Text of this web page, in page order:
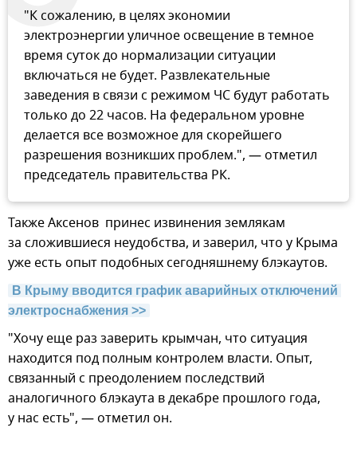
"К сожалению, в целях экономии
электроэнергии уличное освещение в темное
время суток до нормализации ситуации
включаться не будет. Развлекательные
заведения в связи с режимом ЧС будут работать
только до 22 часов. На федеральном уровне
делается все возможное для скорейшего
разрешения возникших проблем.", — отметил
председатель правительства РК.
Также Аксенов принес извинения землякам
за сложившиеся неудобства, и заверил, что у Крыма
уже есть опыт подобных сегодняшнему блэкаутов.
В Крыму вводится график аварийных отключений
электроснабжения >>
"Хочу еще раз заверить крымчан, что ситуация
находится под полным контролем власти. Опыт,
связанный с преодолением последствий
аналогичного блэкаута в декабре прошлого года,
у нас есть", — отметил он.